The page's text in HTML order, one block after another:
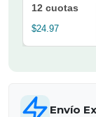
12 cuotas
$24.97
Envío